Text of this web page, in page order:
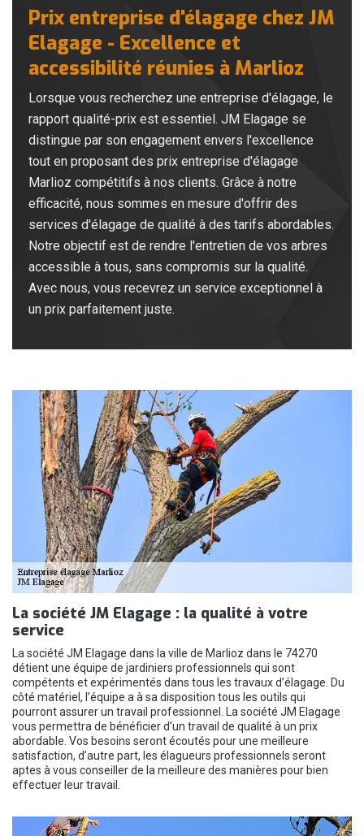
Prix entreprise d'élagage chez JM
Elagage - Excellence et
accessibilité réunies à Marlioz
Lorsque vous recherchez une entreprise d'élagage, le
rapport qualité-prix est essentiel. JM Elagage se
distingue par son engagement envers l'excellence
tout en proposant des prix entreprise d'élagage
Marlioz compétitifs à nos clients. Grâce à notre
efficacité, nous sommes en mesure d'offrir des
services d'élagage de qualité à des tarifs abordables.
Notre objectif est de rendre l'entretien de vos arbres
accessible à tous, sans compromis sur la qualité.
Avec nous, vous recevrez un service exceptionnel à
un prix parfaitement juste.
La société JM Elagage : la qualité à votre
service
La société JM Elagage dans la ville de Marlioz dans le 74270
détient une équipe de jardiniers professionnels qui sont
compétents et expérimentés dans tous les travaux d’élagage. Du
côté matériel, l’équipe a à sa disposition tous les outils qui
pourront assurer un travail professionnel. La société JM Elagage
vous permettra de bénéficier d’un travail de qualité à un prix
abordable. Vos besoins seront écoutés pour une meilleure
satisfaction, d’autre part, les élagueurs professionnels seront
aptes à vous conseiller de la meilleure des manières pour bien
effectuer leur travail.